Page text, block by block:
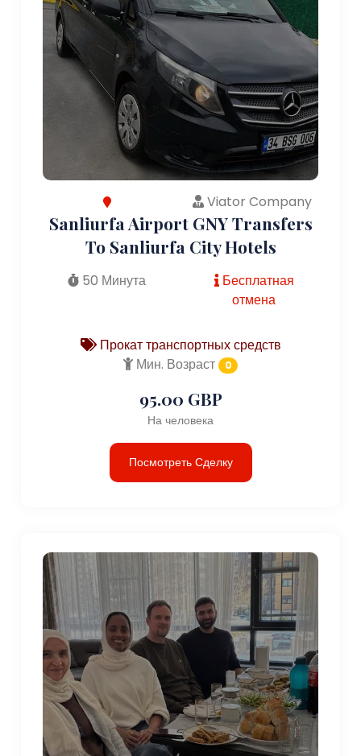
Viator Company
Sanliurfa Airport GNY Transfers
To Sanliurfa City Hotels
50 Минута
Бесплатная
отмена
Прокат транспортных средств
Мин. Возраст
0
95.00 GBP
На человека
Посмотреть Сделку